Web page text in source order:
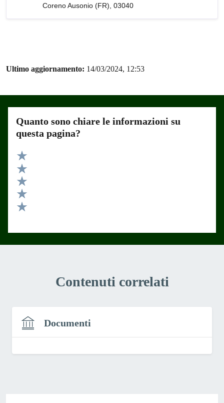
Coreno Ausonio (FR), 03040
Ultimo aggiornamento: 14/03/2024, 12:53
Quanto sono chiare le informazioni su
questa pagina?
Valuta 5 stelle su 5
Valuta 4 stelle su 5
Valuta 3 stelle su 5
Valuta 2 stelle su 5
Contenuti correlati
Documenti